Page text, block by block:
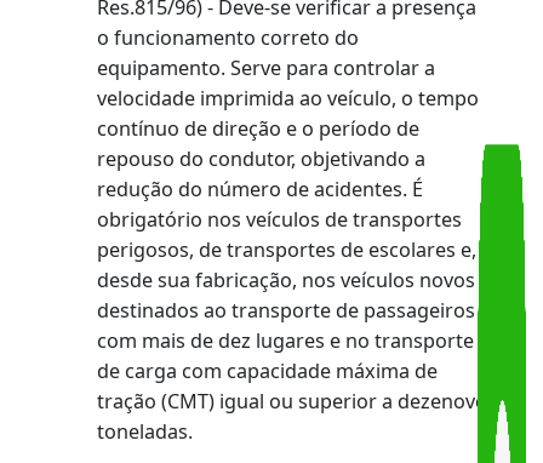
272/08 e Res. 333/09) - Deve-se verificar a
existência, capacidade e tipo adequado; se
há conservação ou fixação deficiente, se o
indicador de pressão registra uma
pressão abaixo da recomendada, e se o
mesmo encontra-se com a validade
vencida. Importante equipamento, usado
para apagar princípios de incêndio.
Freios de Estacionamento e de Serviço
com Comandos Independentes(Art. 92 e
Res. 809/95) - Deve-se verificar a
conservação e o funcionamento
independente do freio de estacionamento